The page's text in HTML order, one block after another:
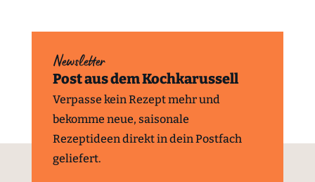
Newsletter
Post aus dem Kochkarussell
Verpasse kein Rezept mehr und
bekomme neue, saisonale
Rezeptideen direkt in dein Postfach
geliefert.